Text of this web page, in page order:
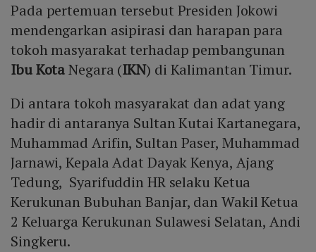
Pada pertemuan tersebut Presiden Jokowi
mendengarkan asipirasi dan harapan para
tokoh masyarakat terhadap pembangunan
Ibu KotaNegara (IKN) di Kalimantan Timur.
Di antara tokoh masyarakat dan adat yang
hadir di antaranya Sultan Kutai Kartanegara,
Muhammad Arifin, Sultan Paser, Muhammad
Jarnawi, Kepala Adat Dayak Kenya, Ajang
Tedung, Syarifuddin HR selaku Ketua
Kerukunan Bubuhan Banjar, dan Wakil Ketua
2 Keluarga Kerukunan Sulawesi Selatan, Andi
Singkeru.